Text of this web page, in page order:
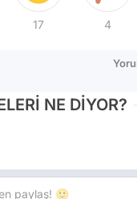
17 4
NE DİYOR?